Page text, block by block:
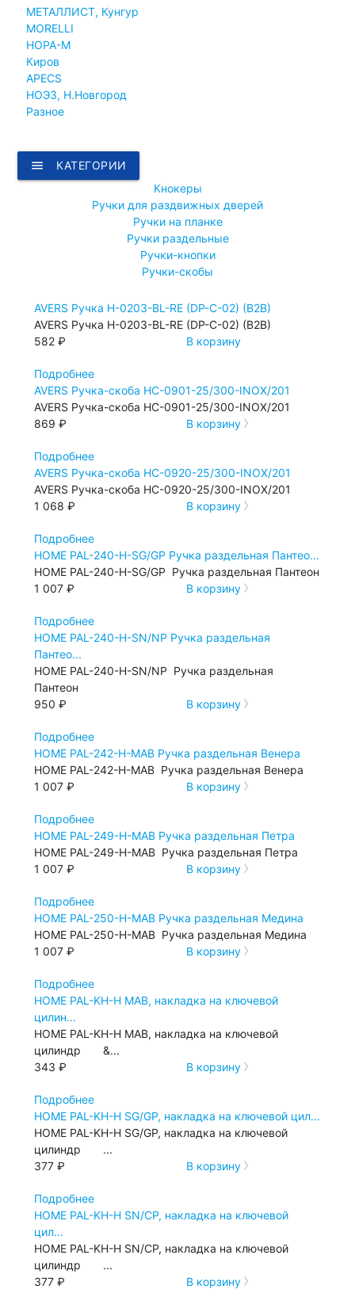
МЕТАЛЛИСТ, Кунгур
MORELLI
НОРА-М
Киров
APECS
НОЭЗ, Н.Новгород
Разное
menu
КАТЕГОРИИ
Кнокеры
Ручки для раздвижных дверей
Ручки на планке
Ручки раздельные
Ручки-кнопки
Ручки-скобы
AVERS Ручка H-0203-BL-RE (DP-C-02) (B2B)
AVERS Ручка H-0203-BL-RE (DP-C-02) (B2B)
582 ₽
В корзину
Подробнее
AVERS Ручка-скоба HC-0901-25/300-INOX/201
AVERS Ручка-скоба HC-0901-25/300-INOX/201
869 ₽
В корзину
Подробнее
AVERS Ручка-скоба HC-0920-25/300-INOX/201
AVERS Ручка-скоба HC-0920-25/300-INOX/201
1 068 ₽
В корзину
Подробнее
HOME PAL-240-H-SG/GP Ручка раздельная Пантео...
HOME PAL-240-H-SG/GP Ручка раздельная Пантеон
1 007 ₽
В корзину
Подробнее
HOME PAL-240-H-SN/NP Ручка раздельная
Пантео...
HOME PAL-240-H-SN/NP Ручка раздельная
Пантеон
950 ₽
В корзину
Подробнее
HOME PAL-242-H-МАВ Ручка раздельная Венера
HOME PAL-242-H-МАВ Ручка раздельная Венера
1 007 ₽
В корзину
Подробнее
HOME PAL-249-H-MАB Ручка раздельная Пeтра
HOME PAL-249-H-MАB Ручка раздельная Пeтра
1 007 ₽
В корзину
Подробнее
HOME PAL-250-H-MАB Ручка раздельная Медина
HOME PAL-250-H-MАB Ручка раздельная Медина
1 007 ₽
В корзину
Подробнее
HOME PAL-KH-H MАB, накладка на ключевой
цилин...
HOME PAL-KH-H MАB, накладка на ключевой
цилиндр &...
343 ₽
В корзину
Подробнее
HOME PAL-KH-H SG/GP, накладка на ключевой цил...
HOME PAL-KH-H SG/GP, накладка на ключевой
цилиндр ...
377 ₽
В корзину
Подробнее
HOME PAL-KH-H SN/CP, накладка на ключевой
цил...
HOME PAL-KH-H SN/CP, накладка на ключевой
цилиндр ...
377 ₽
В корзину